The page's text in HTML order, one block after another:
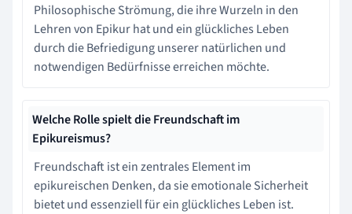
Philosophische Strömung, die ihre Wurzeln in den
Lehren von Epikur hat und ein glückliches Leben
durch die Befriedigung unserer natürlichen und
notwendigen Bedürfnisse erreichen möchte.
Welche Rolle spielt die Freundschaft im
Epikureismus?
Freundschaft ist ein zentrales Element im
epikureischen Denken, da sie emotionale Sicherheit
bietet und essenziell für ein glückliches Leben ist.